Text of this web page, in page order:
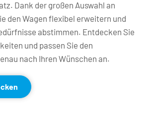
den Wagen flexibel erweitern und
abstimmen. Entdecken Sie
und passen Sie den
nach Ihren Wünschen an.